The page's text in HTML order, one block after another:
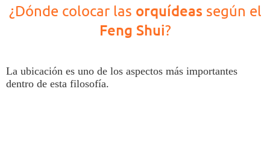
¿Dónde colocar las orquídeas según el
Feng Shui?
La ubicación es uno de los aspectos más importantes
dentro de esta filosofía.